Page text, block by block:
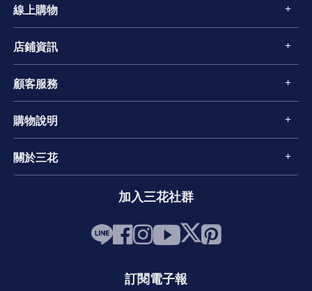
線上購物
店鋪資訊
顧客服務
購物說明
關於三花
加入三花社群
訂閱電子報